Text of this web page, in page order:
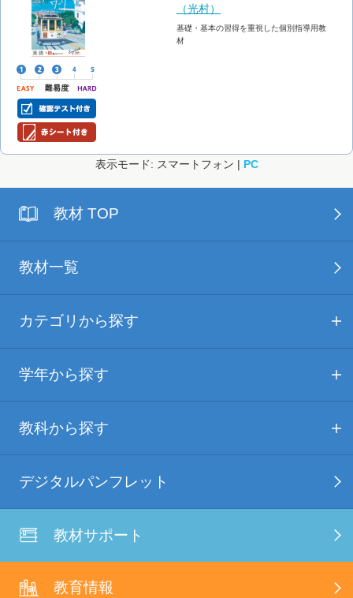
（光村）
基礎・基本の習得を重視した個別指導用教
材
表示モード: スマートフォン | PC
教材 TOP
教材一覧
カテゴリから探す
学年から探す
教科から探す
デジタルパンフレット
教材サポート
教育情報